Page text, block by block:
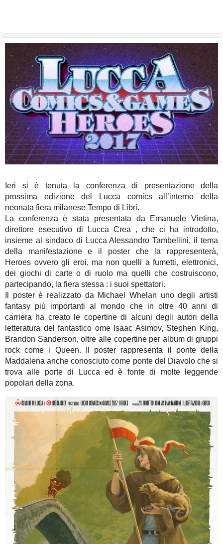
Ieri si è tenuta la conferenza di presentazione della
prossima edizione del Lucca comics all’interno della
neonata fiera milanese Tempo di Libri.
La conferenza è stata presentata da Emanuele Vietina,
direttore esecutivo di Lucca Crea , che ci ha introdotto,
insieme al sindaco di Lucca Alessandro Tambellini, il tema
della manifestazione e il poster che la rappresenterà,
Heroes ovvero gli eroi, ma non quelli a fumetti, elettronici,
dei giochi di carte o di ruolo ma quelli che costruiscono,
partecipando, la fiera stessa : i suoi spettatori.
Il poster è realizzato da Michael Whelan uno degli artisti
fantasy più importanti al mondo che in oltre 40 anni di
carriera ha creato le copertine di alcuni degli autori della
letteratura del fantastico ome Isaac Asimov, Stephen King,
Brandon Sanderson, oltre alle copertine per album di gruppi
rock come i Queen. Il poster rappresenta il ponte della
Maddalena anche conosciuto come ponte del Diavolo che si
trova alle porte di Lucca ed è fonte di molte leggende
popolari della zona.